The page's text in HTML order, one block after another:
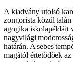
A kiadvány utolsó
zongorista közül
agogika iskolapéldáit
nagyvilági
határán. A sebes
magától értetődőek